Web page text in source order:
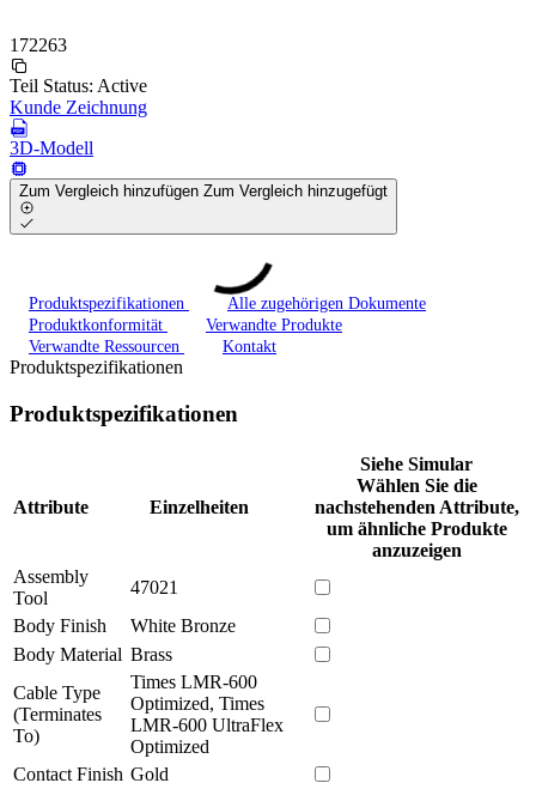
172263
Teil Status: Active
Kunde Zeichnung
3D-Modell
Zum Vergleich hinzufügen Zum Vergleich hinzugefügt
Produktspezifikationen
Alle zugehörigen Dokumente
Produktkonformität
Verwandte Produkte
Verwandte Ressourcen
Kontakt
Produktspezifikationen
Produktspezifikationen
Attribute Einzelheiten
Siehe Simular
Wählen Sie die
nachstehenden Attribute,
um ähnliche Produkte
anzuzeigen
Assembly
Tool
47021
Body Finish
White Bronze
Body Material Brass
Cable Type
(Terminates
To)
Times LMR-600
Optimized, Times
LMR-600 UltraFlex
Optimized
Contact Finish Gold